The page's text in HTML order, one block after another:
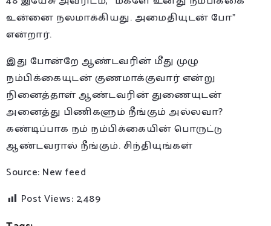
உன்னை நலமாக்கியது. அமைதியுடன் போ”
என்றார்.
இது போன்றே ஆண்டவரின் மீது முழு
நம்பிக்கையுடன் குணமாக்குவார் என்று
நினைத்தாள் ஆண்டவரின் துணையுடன்
அனைத்து பிணிகளும் நீங்கும் அல்லவா?
கண்டிப்பாக நம் நம்பிக்கையின் பொருட்டு
ஆண்டவரால் நீங்கும். சிந்தியுங்கள்
Source: New feed
Post Views: 2,489